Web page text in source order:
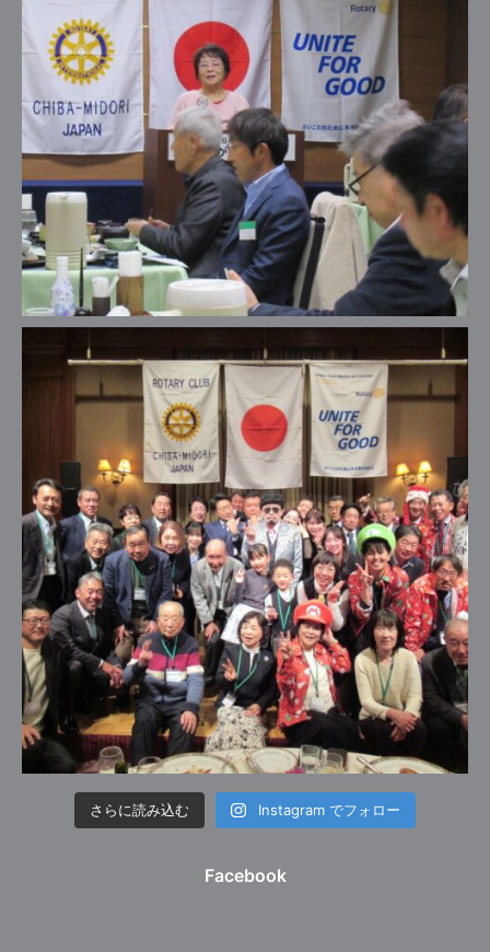
さらに読み込む Instagram でフォロー
Facebook